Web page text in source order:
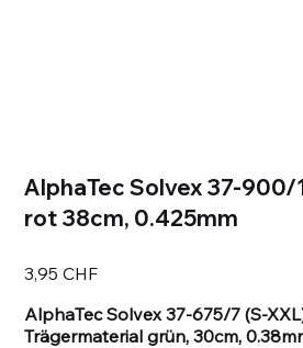
AlphaTec Solvex 37-900/
rot 38cm, 0.425mm
3,95 CHF
AlphaTec Solvex 37-675/7 (S-
Trägermaterial grün, 30cm,